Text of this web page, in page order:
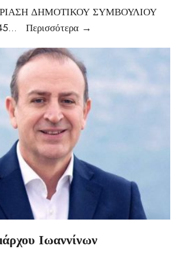
ΔΗΜΟΤΙΚΟΥ ΣΥΜΒΟΥΛΙΟΥ
... Περισσότερα →
Ιωαννίνων